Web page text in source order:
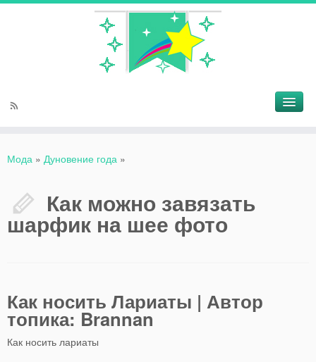
Мода » Дуновение года »
Как можно завязать
шарфик на шее фото
Как носить Лариаты | Автор
топика: Brannan
Как носить лариаты